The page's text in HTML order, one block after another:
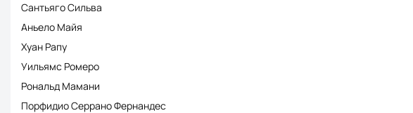
Сантьяго Сильва
Аньело Майя
Хуан Рапу
Уильямс Ромеро
Рональд Мамани
Порфидио Серрано Фернандес